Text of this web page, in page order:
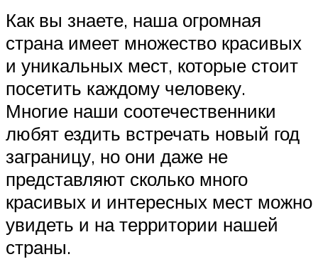
Как вы знаете, наша огромная
страна имеет множество красивых
и уникальных мест, которые стоит
посетить каждому человеку.
Многие наши соотечественники
любят ездить встречать новый год
заграницу, но они даже не
представляют сколько много
красивых и интересных мест можно
увидеть и на территории нашей
страны.